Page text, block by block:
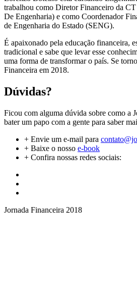
trabalhou como Diretor Financeiro da
De Engenharia) e como Coordenador
de Engenharia do Estado (SENG).
É apaixonado pela educação financeira,
tradicional e sabe que levar esse
uma forma de transformar o país. Se
Financeira em 2018.
Dúvidas?
Ficou com alguma dúvida sobre como a
bater um papo com a gente para saber
+ Envie um e-mail para
+ Baixe o nosso e-book
+ Confira nossas redes sociais:
Jornada Financeira 2018